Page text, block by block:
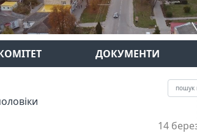
ДОКУМЕНТИ
14